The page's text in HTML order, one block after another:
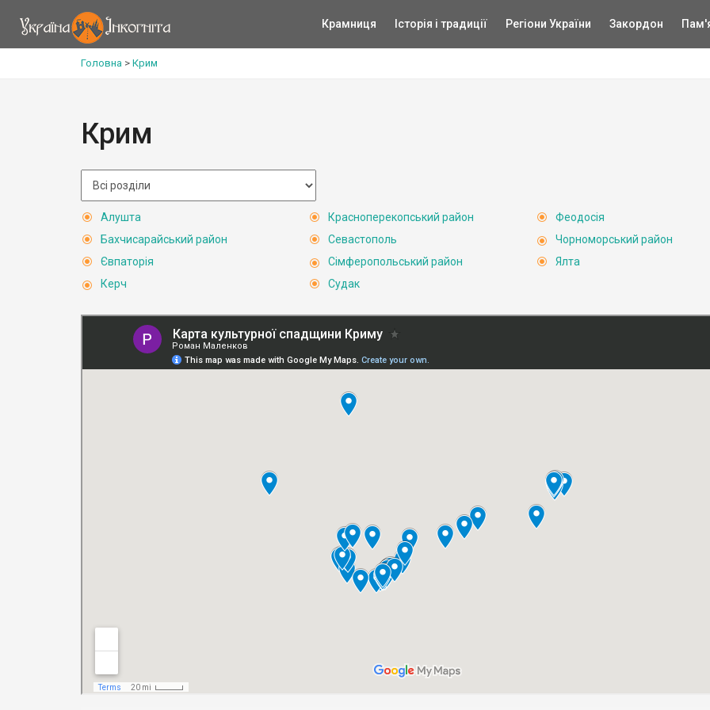
Крамниця Історія і традиції Регіони України Закордон
Головна > Крим
Крим
Алушта
Бахчисарайський район
Євпаторія
Керч
Красноперекопський район
Севастополь
Сімферопольський район
Судак
Феодосія
Чорноморський район
Ялта